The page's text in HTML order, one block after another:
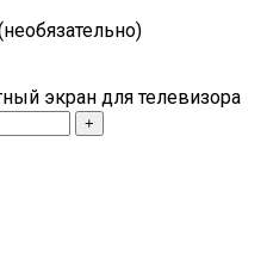
экран для телевизора